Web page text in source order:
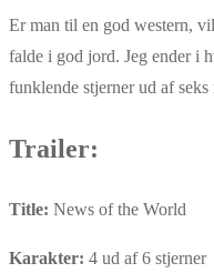
Er man til en god western,
falde i god jord. Jeg ender i
funklende stjerner ud af seks
Trailer:
Title: News of the World
Karakter: 4 ud af 6 stjerner